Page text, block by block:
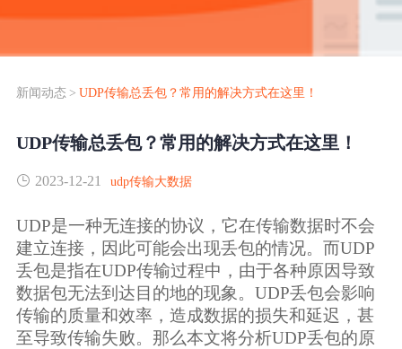
FTP替代升级
SDK传输应用集成
镭速FTP加速
跨国数据传输
数据同步
内外网文件交换
数据迁移
案例
新闻动态
生态合作
关于镭速
帮助中心
新闻动态 > UDP传输总丢包？常用的解决方式在这里！
UDP传输总丢包？常用的解决方式在这里！
2023-12-21 udp传输大数据
UDP是一种无连接的协议，它在传输数据时不会
建立连接，因此可能会出现丢包的情况。而UDP
丢包是指在UDP传输过程中，由于各种原因导致
数据包无法到达目的地的现象。UDP丢包会影响
传输的质量和效率，造成数据的损失和延迟，甚
至导致传输失败。那么本文将分析UDP丢包的原